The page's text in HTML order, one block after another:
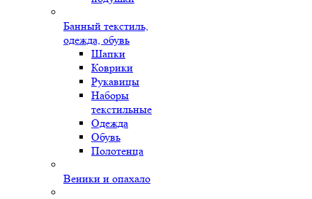
Банный текстиль,
одежда, обувь
Шапки
Коврики
Рукавицы
Наборы
текстильные
Одежда
Обувь
Полотенца
Веники и опахало